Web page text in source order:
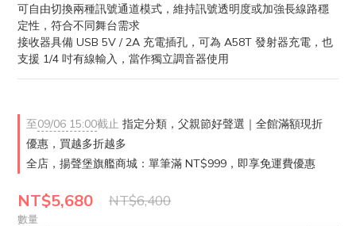
可自由切換兩種訊號通道模式，維持訊號透明度或加強長線路穩
定性，符合不同舞台需求
接收器具備 USB 5V / 2A 充電插孔，可為 A58T 發射器充電，也
支援 1/4 吋有線輸入，當作獨立調音器使用
至09/06 15:00截止 指定分類，父親節好聲選｜全館滿額現折
優惠，買越多折越多
全店，揚聲堡旗艦商城：單筆滿 NT$999，即享免運費優惠
NT$5,680 NT$6,400
數量